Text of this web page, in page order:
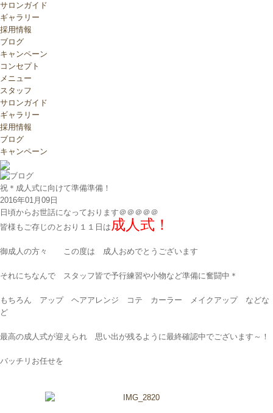
サロンガイド
ギャラリー
採用情報
ブログ
キャンペーン
コンセプト
メニュー
スタッフ
サロンガイド
ギャラリー
採用情報
ブログ
キャンペーン
祝＊成人式に向けて準備準備！
2016年01月09日
日頃からお世話になっております＠＠＠＠＠
皆様もご存じのとおり１１日は 成人式！
御成人の方々 この度は 成人おめでとうございます
それにちなんで スタッフ皆で予行練習や小物など準備に奮闘中＊
もちろん アップ ヘアアレンジ コテ カーラー メイクアップ などな
ど
最高の成人式が迎えられ 思い出が残るように最終確認中でございます～！
バッチリお任せを